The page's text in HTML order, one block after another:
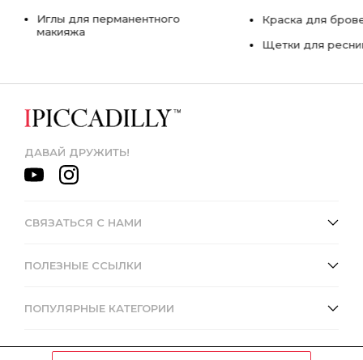
Иглы для перманентного
макияжа
Краска для
Щетки для
ДАВАЙ ДРУЖИТЬ!
СВЯЗАТЬСЯ С НАМИ
ПОЛЕЗНЫЕ ССЫЛКИ
ПОПУЛЯРНЫЕ КАТЕГОРИИ